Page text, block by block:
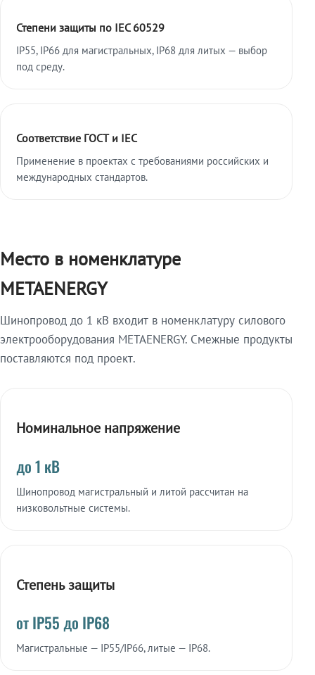
Степени защиты по IEC 60529
IP55, IP66 для магистральных, IP68 для литых — выбор
под среду.
Соответствие ГОСТ и IEC
Применение в проектах с требованиями российских и
международных стандартов.
Место в номенклатуре
METAENERGY
Шинопровод до 1 кВ входит в номенклатуру силового
электрооборудования METAENERGY. Смежные продукты
поставляются под проект.
Номинальное напряжение
до 1 кВ
Шинопровод магистральный и литой рассчитан на
низковольтные системы.
Степень защиты
от IP55 до IP68
Магистральные — IP55/IP66, литые — IP68.